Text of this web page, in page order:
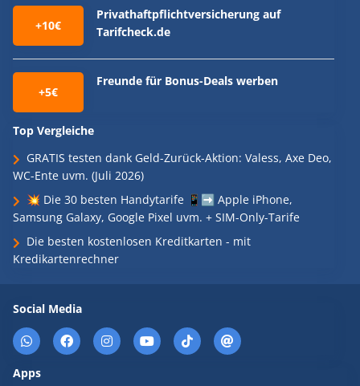
+10€
Privathaftpflichtversicherung auf
Tarifcheck.de
+5€
Freunde für Bonus-Deals werben
Top Vergleiche
GRATIS testen dank Geld-Zurück-Aktion: Valess, Axe Deo,
WC-Ente uvm. (Juli 2026)
💥 Die 30 besten Handytarife 📱➡️ Apple iPhone,
Samsung Galaxy, Google Pixel uvm. + SIM-Only-Tarife
Die besten kostenlosen Kreditkarten - mit
Kredikartenrechner
Social Media
Apps